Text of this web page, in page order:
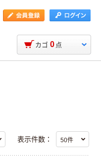
カゴ 0 点
表示件数：